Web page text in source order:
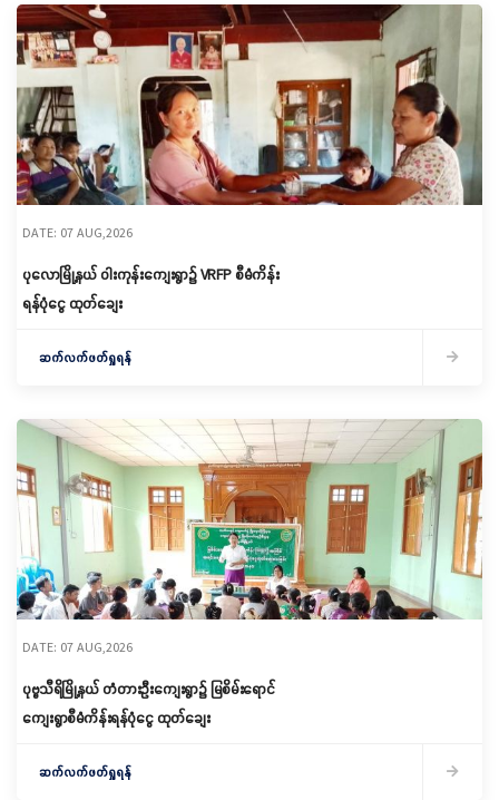
DATE: 07 AUG,2026
ပုလောမြို့နယ် ဝါးကုန်းကျေးရွာ၌ ‌VRFP စီမံကိန်း
ရန်ပုံငွေ ထုတ်ချေး
ဆက်လက်ဖတ်ရှုရန်
DATE: 07 AUG,2026
ပုဗ္ဗသီရိမြို့နယ် တံတားဦးကျေးရွာ၌ မြစိမ်းရောင်
ကျေးရွာစီမံကိန်းရန်ပုံငွေ ထုတ်ချေး
ဆက်လက်ဖတ်ရှုရန်